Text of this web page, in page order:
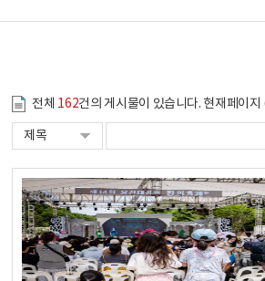
전체 162건의 게시물이 있습니다. 현재페이지